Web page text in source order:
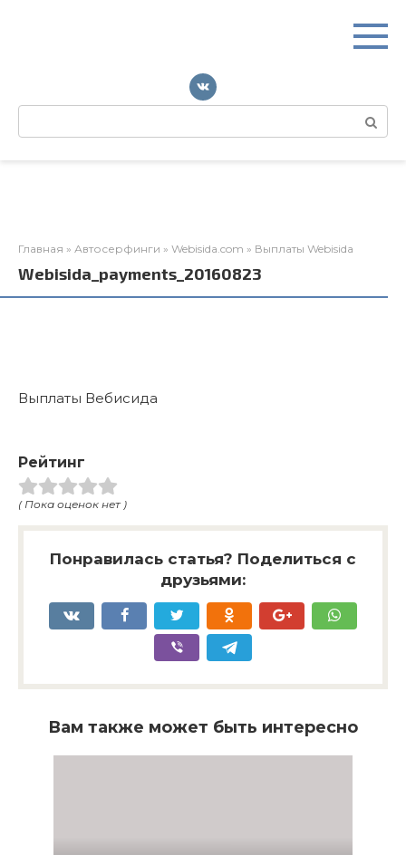
Поиск:
Главная » Автосерфинги » Webisida.com » Выплаты Webisida
Webisida_payments_20160823
Выплаты Вебисида
Рейтинг
( Пока оценок нет )
Понравилась статья? Поделиться с
друзьями:
Вам также может быть интересно